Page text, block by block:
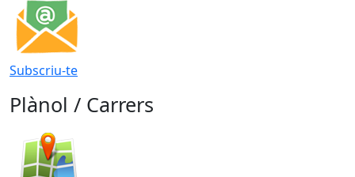
Subscriu-te
Plànol / Carrers